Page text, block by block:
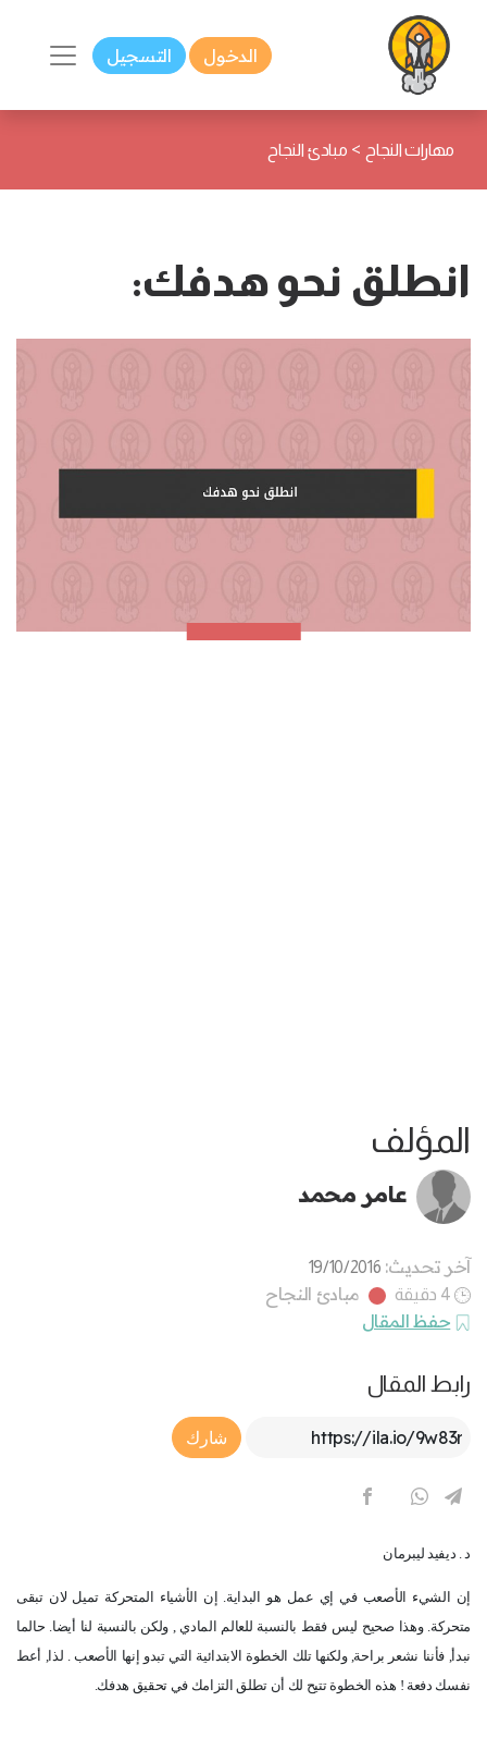
الدخول التسجيل
مهارات النجاح > مبادئ النجاح
انطلق نحو هدفك:
المؤلف
عامر محمد
آخر تحديث: 19/10/2016
4 دقيقة
مبادئ النجاح
حفظ المقال
رابط المقال
Article Link
شارك
د . ديفيد ليبرمان
إن الشيء الأصعب في إي عمل هو البداية. إن الأشياء المتحركة تميل لان تبقى
متحركة. وهذا صحيح ليس فقط بالنسبة للعالم المادي , ولكن بالنسبة لنا أيضا. حالما
نبدأ, فأننا نشعر براحة, ولكنها تلك الخطوة الابتدائية التي تبدو إنها الأصعب . لذا, أعط
نفسك دفعة ! هذه الخطوة تتيح لك أن تطلق التزامك في تحقيق هدفك.